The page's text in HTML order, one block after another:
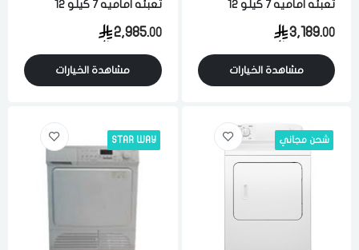
تعبئه اماميه 7 كيلو 12
3,189.00
مشاهدة الخيارات
تعبئه اماميه 7 كيلو 12
2,985.00
مشاهدة الخيارات
شحن مجاني STAR WAY